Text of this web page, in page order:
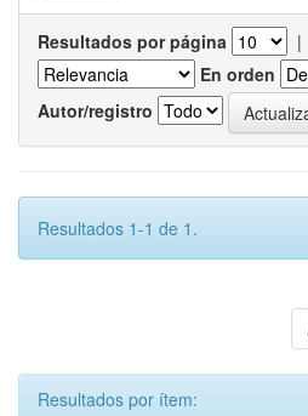
Resultados por página |
En orden
Autor/registro
Resultados 1-1 de 1.
Resultados por ítem: